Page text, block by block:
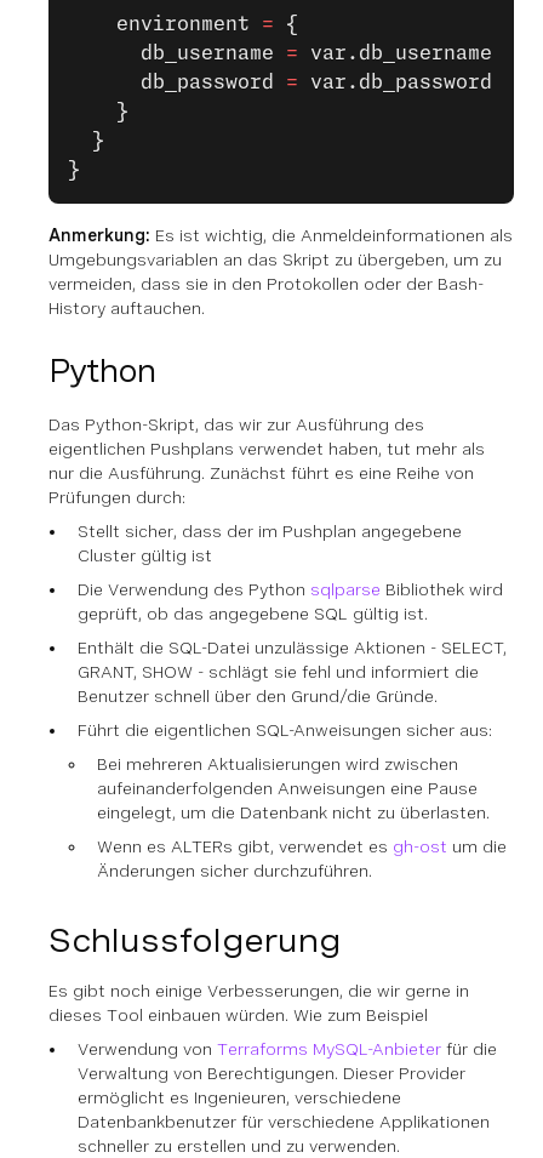
    environment
= {
      db_username
= var.db_username
      db_password
= var.db_password
    }
  }
}
Anmerkung: Es ist wichtig, die Anmeldeinformationen als
Umgebungsvariablen an das Skript zu übergeben, um zu
vermeiden, dass sie in den Protokollen oder der Bash-
History auftauchen.
Python
Das Python-Skript, das wir zur Ausführung des
eigentlichen Pushplans verwendet haben, tut mehr als
nur die Ausführung. Zunächst führt es eine Reihe von
Prüfungen durch:
Stellt sicher, dass der im Pushplan angegebene
Cluster gültig ist
Die Verwendung des Python sqlparse Bibliothek wird
geprüft, ob das angegebene SQL gültig ist.
Enthält die SQL-Datei unzulässige Aktionen - SELECT,
GRANT, SHOW - schlägt sie fehl und informiert die
Benutzer schnell über den Grund/die Gründe.
Führt die eigentlichen SQL-Anweisungen sicher aus:
Bei mehreren Aktualisierungen wird zwischen
aufeinanderfolgenden Anweisungen eine Pause
eingelegt, um die Datenbank nicht zu überlasten.
Wenn es ALTERs gibt, verwendet es gh-ost um die
Änderungen sicher durchzuführen.
Schlussfolgerung
Es gibt noch einige Verbesserungen, die wir gerne in
dieses Tool einbauen würden. Wie zum Beispiel
Verwendung von Terraforms MySQL-Anbieter für die
Verwaltung von Berechtigungen. Dieser Provider
ermöglicht es Ingenieuren, verschiedene
Datenbankbenutzer für verschiedene Applikationen
schneller zu erstellen und zu verwenden.